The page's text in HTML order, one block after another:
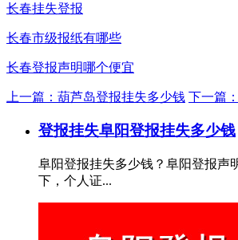
长春挂失登报
长春市级报纸有哪些
长春登报声明哪个便宜
上一篇：葫芦岛登报挂失多少钱 下一篇
登报挂失阜阳登报挂失多少钱
阜阳登报挂失多少钱？阜阳登报声
下，个人证...